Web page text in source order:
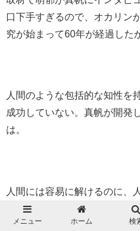
口下手すぎるので、オカリン
究が始まって60年が経過した
人間のような包括的な知性を
成功していない。真帆が開発し
は。
人間には容易に解けるのに、
たくさんあるという。そのひ
る問題の解決のために検討す
メニュー ホーム 検